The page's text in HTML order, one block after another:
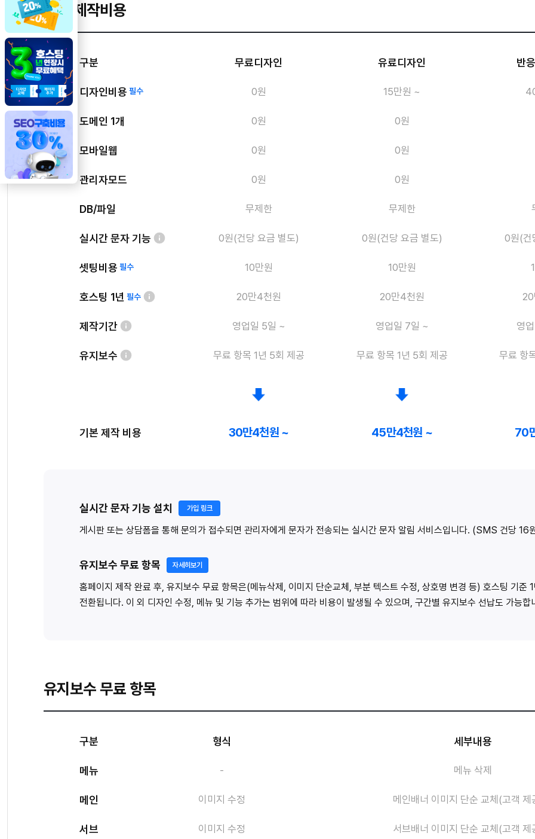
기본 제작비용
구분 무료디자인 유료디자인 반
디자인비용 필수 0원 15만원 ~
도메인 1개 0원 0원
모바일웹 0원 0원
관리자모드 0원 0원
DB/파일 무제한 무제한
실시간 문자 기능 0원(건당 요금 별도) 0원(건당 요금 별도) 0원(건
셋팅비용 필수 10만원 10만원
호스팅 1년 필수 20만4천원 20만4천원
제작기간 영업일 5일 ~ 영업일 7일 ~ 영
유지보수 무료 항목 1년 5회 제공 무료 항목 1년 5회 제공 무료 항
기본 제작 비용 30만4천원 ~ 45만4천원 ~ 70
실시간 문자 기능 설치 가입 링크
게시판 또는 상담폼을 통해 문의가 접수되면 관리자에게 문자가 전송되는 실시간 문자 알림 서비스입니다. (SMS 건당
유지보수 무료 항목 자세히보기
홈페이지 제작 완료 후, 유지보수 무료 항목은(메뉴삭제, 이미지 단순교체, 부분 텍스트 수정, 상호명 변경 등) 호스팅 기준
전환됩니다. 이 외 디자인 수정, 메뉴 및 기능 추가는 범위에 따라 비용이 발생될 수 있으며, 구간별 유지보수 선납도 가능합
유지보수 무료 항목
구분 형식 세부내용
메뉴 - 메뉴 삭제
메인 이미지 수정 메인배너 이미지 단순 교체(고객 제
서브 이미지 수정 서브배너 이미지 단순 교체(고객 제